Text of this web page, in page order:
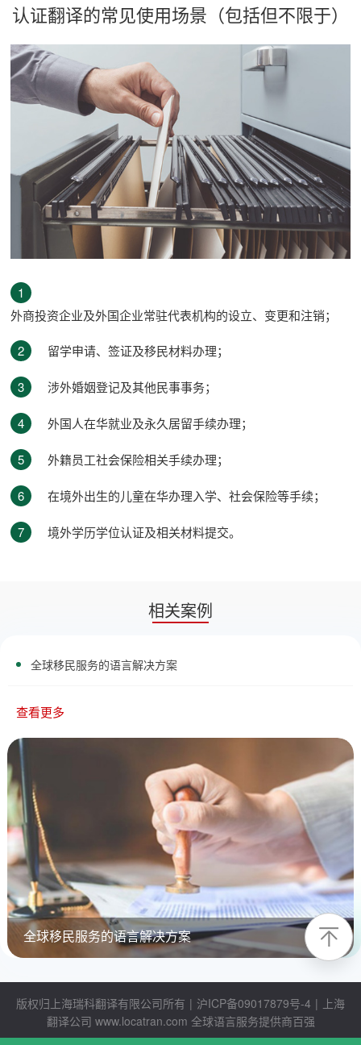
认证翻译的常见使用场景（包括但不限于）
1
外商投资企业及外国企业常驻代表机构的设立、变更和注销；
2 留学申请、签证及移民材料办理；
3 涉外婚姻登记及其他民事事务；
4 外国人在华就业及永久居留手续办理；
5 外籍员工社会保险相关手续办理；
6 在境外出生的儿童在华办理入学、社会保险等手续；
7 境外学历学位认证及相关材料提交。
相关案例
全球移民服务的语言解决方案
查看更多
全球移民服务的语言解决方案
版权归上海瑞科翻译有限公司所有 | 沪ICP备09017879号-4 | 上海
翻译公司 www.locatran.com 全球语言服务提供商百强